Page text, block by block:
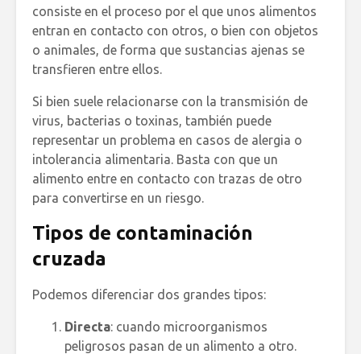
consiste en el proceso por el que unos alimentos
entran en contacto con otros, o bien con objetos
o animales, de forma que sustancias ajenas se
transfieren entre ellos.
Si bien suele relacionarse con la transmisión de
virus, bacterias o toxinas, también puede
representar un problema en casos de alergia o
intolerancia alimentaria. Basta con que un
alimento entre en contacto con trazas de otro
para convertirse en un riesgo.
Tipos de contaminación
cruzada
Podemos diferenciar dos grandes tipos:
Directa: cuando microorganismos
peligrosos pasan de un alimento a otro.